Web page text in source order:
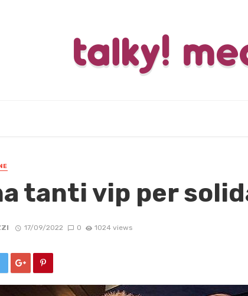
tanti vip per
17/09/2022 0 1024 views